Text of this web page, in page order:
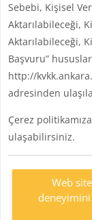
Sebebi, Kişisel
Aktarılabileceği,
Aktarılabileceği,
Başvuru”
http://
adresinden
Çerez politikamıza
ulaşabilirsiniz.
Web
deneyimini